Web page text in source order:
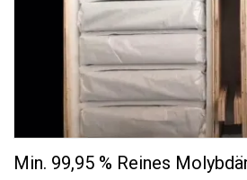
Min. 99,95 % Reines